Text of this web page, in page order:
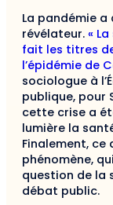
La pandémie
révélateur. «
fait les titres
l’épidémie de
sociologue à
publique, pour
cette crise a
lumière la
Finalement, ce
phénomène,
question de la
débat public.